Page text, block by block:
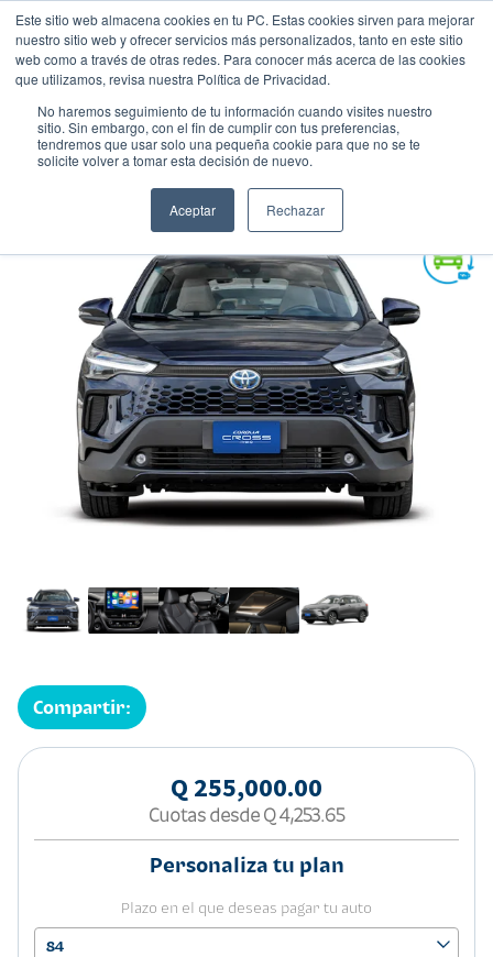
Este sitio web almacena cookies en tu PC. Estas cookies sirven para mejorar
nuestro sitio web y ofrecer servicios más personalizados, tanto en este sitio
web como a través de otras redes. Para conocer más acerca de las cookies
que utilizamos, revisa nuestra Política de Privacidad.
No haremos seguimiento de tu información cuando visites nuestro
sitio. Sin embargo, con el fin de cumplir con tus preferencias,
tendremos que usar solo una pequeña cookie para que no se te
solicite volver a tomar esta decisión de nuevo.
Aceptar Rechazar
TOYOTA COROLLA CROSS HYBRID
HIBRIDA
Compartir:
Q 255,000.00
Cuotas desde Q 4,253.65
Personaliza tu plan
Plazo en el que deseas pagar tu auto
84